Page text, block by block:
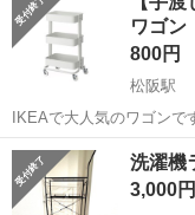
ど、支援を必要としてい
まのご厚意で譲っていた
ワゴン
800円
松阪駅
IKEAで大人気のワゴン
8ヶ月未満。 簡単に拭き掃除を
いいたします。
三重 松阪市 松阪駅
洗濯機
3,000円